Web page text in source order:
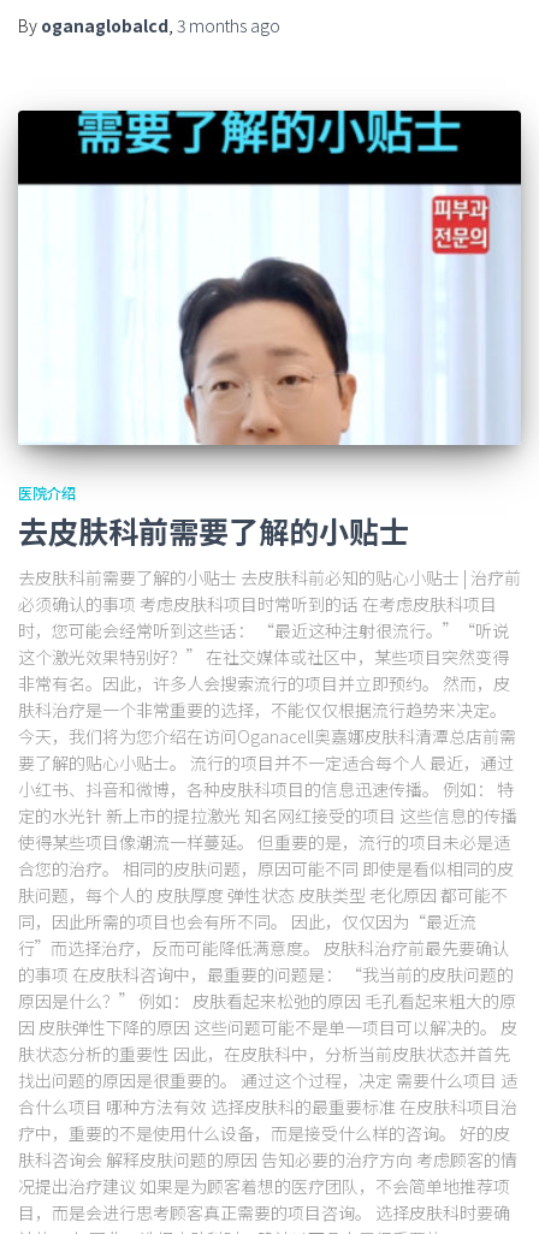
By oganaglobalcd 3 months ago
医院介绍
去皮肤科前需要了解的小贴士
去皮肤科前需要了解的小贴士 去皮肤科前必知的贴心小贴士 | 治疗前
必须确认的事项 考虑皮肤科项目时常听到的话 在考虑皮肤科项目
时，您可能会经常听到这些话： “最近这种注射很流行。”“听说
这个激光效果特别好？” 在社交媒体或社区中，某些项目突然变得
非常有名。因此，许多人会搜索流行的项目并立即预约。 然而，皮
肤科治疗是一个非常重要的选择，不能仅仅根据流行趋势来决定。
今天，我们将为您介绍在访问Oganacell奥嘉娜皮肤科清潭总店前需
要了解的贴心小贴士。 流行的项目并不一定适合每个人 最近，通过
小红书、抖音和微博，各种皮肤科项目的信息迅速传播。 例如： 特
定的水光针 新上市的提拉激光 知名网红接受的项目 这些信息的传播
使得某些项目像潮流一样蔓延。 但重要的是，流行的项目未必是适
合您的治疗。 相同的皮肤问题，原因可能不同 即使是看似相同的皮
肤问题，每个人的 皮肤厚度 弹性状态 皮肤类型 老化原因 都可能不
同，因此所需的项目也会有所不同。 因此，仅仅因为“最近流
行”而选择治疗，反而可能降低满意度。 皮肤科治疗前最先要确认
的事项 在皮肤科咨询中，最重要的问题是： “我当前的皮肤问题的
原因是什么？” 例如： 皮肤看起来松弛的原因 毛孔看起来粗大的原
因 皮肤弹性下降的原因 这些问题可能不是单一项目可以解决的。 皮
肤状态分析的重要性 因此，在皮肤科中，分析当前皮肤状态并首先
找出问题的原因是很重要的。 通过这个过程，决定 需要什么项目 适
合什么项目 哪种方法有效 选择皮肤科的最重要标准 在皮肤科项目治
疗中，重要的不是使用什么设备，而是接受什么样的咨询。 好的皮
肤科咨询会 解释皮肤问题的原因 告知必要的治疗方向 考虑顾客的情
况提出治疗建议 如果是为顾客着想的医疗团队，不会简单地推荐项
目，而是会进行思考顾客真正需要的项目咨询。 选择皮肤科时要确